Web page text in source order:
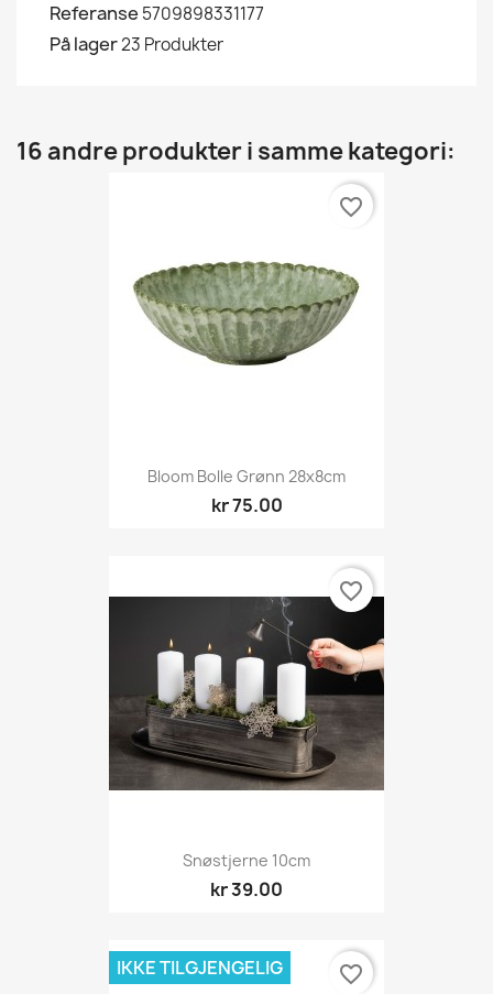
Referanse 5709898331177
På lager23 Produkter
16 andre produkter i samme kategori:
Bloom Bolle Grønn 28x8cm
kr 75.00
favorite_border
Snøstjerne 10cm
kr 39.00
favorite_border
IKKE TILGJENGELIG favorite_border